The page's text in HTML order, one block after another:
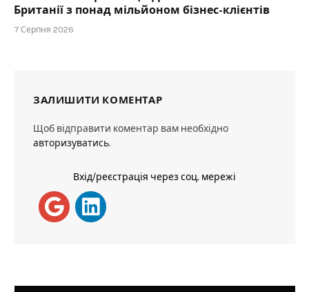
Британії з понад мільйоном бізнес-клієнтів
7 Серпня 2026
ЗАЛИШИТИ КОМЕНТАР
Щоб відправити коментар вам необхідно
авторизуватись.
Вхід/реєстрація через соц. мережі